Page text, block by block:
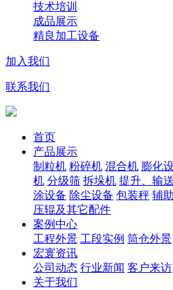
技术培训
成品展示
精良加工设备
加入我们
联系我们
首页
产品展示
制粒机 粉碎机 混合机 膨化
机 分级筛 拆垛机 提升、输
涂设备 除尘设备 包装秤 辅
压辊及其它配件
案例中心
工程外景 工段实例 筒仓外景
宏寰资讯
公司动态 行业新闻 客户来访
关于我们